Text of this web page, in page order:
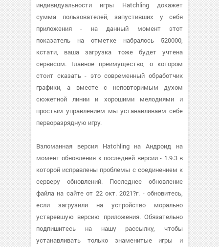
индивидуальности игры Hatchling докажет
сумма пользователей, запустивших у себя
приложения - на данный момент этот
показатель на отметке набралось 520000,
кстати, ваша загрузка тоже будет учтена
сервисом. Главное преимущество, о котором
стоит сказать - это современный обработчик
графики, а вместе с неповторимым духом
сюжетной линии и хорошими мелодиями и
простым управлением мы устанавливаем себе
перворазрядную игру.
Взломанная версия Hatchling на Андроид на
момент обновления к последней версии - 1.9.3 в
которой исправлены проблемы с соединением к
серверу обновлений. Последнее обновление
файла на сайте от 22 окт. 2021?г. - обновитесь,
если загрузили на устройство морально
устаревшую версию приложения. Обязательно
подпишитесь на нашу рассылку, чтобы
устанавливать только знаменитые игры и